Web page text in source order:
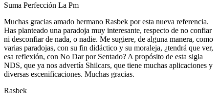
Suma Perfección La Pm
Muchas gracias amado hermano Rasbek por esta nueva referencia.
Has planteado una paradoja muy interesante, respecto de no confiar
ni desconfiar de nada, o nadie. Me sugiere, de alguna manera, como
varias paradojas, con su fin didáctico y su moraleja, ¿tendrá que ver,
esa reflexión, con No Dar por Sentado? A propósito de esta sigla
NDS, que ya nos advertía Shilcars, que tiene muchas aplicaciones y
diversas escenificaciones. Muchas gracias.
Rasbek